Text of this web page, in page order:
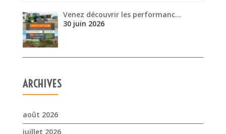
ARCHIVES
juillet 2026
mai 2026